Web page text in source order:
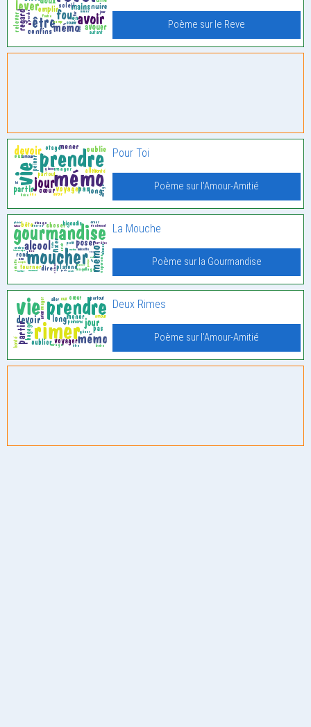
Poème sur le Reve
Pour Toi
Poème sur l'Amour-Amitié
La Mouche
Poème sur la Gourmandise
Deux Rimes
Poème sur l'Amour-Amitié